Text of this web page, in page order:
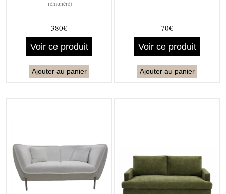
rémunéré)
380€
Voir ce produit
Ajouter au panier
70€
Voir ce produit
Ajouter au panier